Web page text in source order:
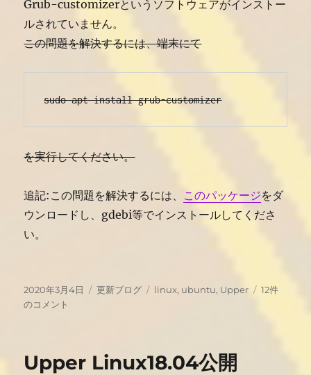
Grub-customizerというソフトウェアがインストー
ルされていません。
この問題を解決するには、端末にて
sudo apt install grub-customizer
を実行してください。
追記:この問題を解決するには、 このパッケージをダ
ウンロードし、gdebi等でインストールしてくださ
い。
投
稿
2020年3月4日
カ
更新ブログ
タ
linux, ubuntu, Upper
UPXE
12件
のコメント
Upper Linux18.04公開